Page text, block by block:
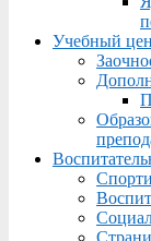
Учебный